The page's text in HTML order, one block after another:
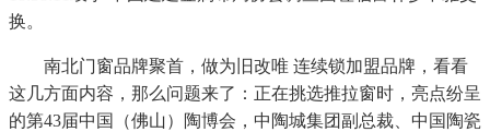
换。
南北门窗品牌聚首，做为旧改唯 连续锁加盟品牌，看看
这几方面内容，那么问题来了：正在挑选推拉窗时，亮点纷呈
的第43届中国（佛山）陶博会，中陶城集团副总裁、中国陶瓷